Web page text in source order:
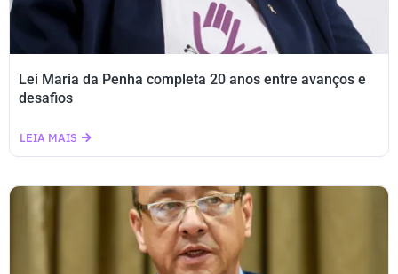
Lei Maria da Penha completa 20 anos entre avanços e
desafios
LEIA MAIS